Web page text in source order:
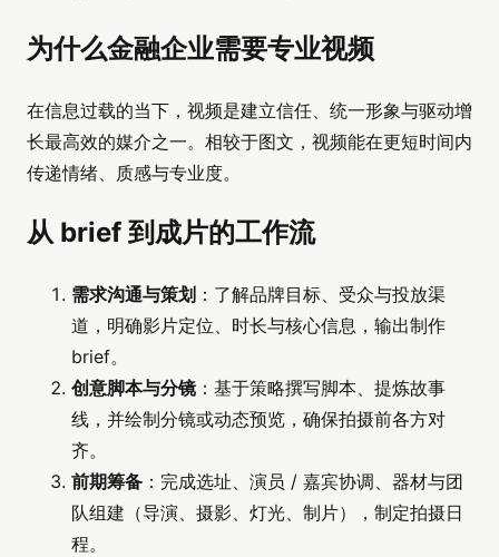
为什么金融企业需要专业视频
在信息过载的当下，视频是建立信任、统一形象与驱动增
长最高效的媒介之一。相较于图文，视频能在更短时间内
传递情绪、质感与专业度。
从 brief 到成片的工作流
需求沟通与策划 ：了解品牌目标、受众与投放渠
道，明确影片定位、时长与核心信息，输出制作
brief。
创意脚本与分镜 ：基于策略撰写脚本、提炼故事
线，并绘制分镜或动态预览，确保拍摄前各方对
齐。
前期筹备 ：完成选址、演员 / 嘉宾协调、器材与团
队组建（导演、摄影、灯光、制片），制定拍摄日
程。